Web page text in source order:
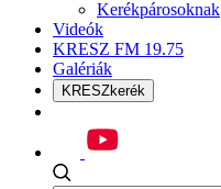
Kerékpárosoknak
Videók
KRESZ FM 19.75
Galériák
KRESZkerék